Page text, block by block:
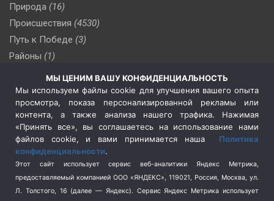
Природа (16)
Происшествия (4530)
Путь к Победе (3)
Районы (1)
(510)
Сельское хозяйство (3)
Социальная политика
(3)
Спецоперация в Украине
Спецоперация на Украине
(404)
Спорт (740)
Терроризм (1)
МЫ ЦЕНИМ ВАШУ КОНФИДЕНЦИАЛЬНОСТЬ
Мы используем файлы cookie для улучшения вашего опыта
просмотра, показа персонализированной рекламы или
контента, а также анализа нашего трафика. Нажимая
«Принять все», вы соглашаетесь на использование нами
файлов cookie, и вами принимается наша Политика
конфиденциальности.
Этот сайт использует сервис веб-аналитики Яндекс Метрика,
предоставляемый компанией ООО «ЯНДЕКС», 119021, Россия, Москва, ул.
Л. Толстого, 16 (далее — Яндекс). Сервис Яндекс Метрика использует